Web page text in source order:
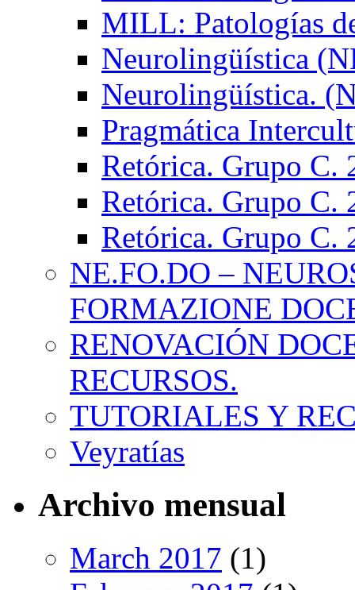
MILL: Patologías
Neurolingüística
Neurolingüística.
Pragmática
Retórica. Grupo C.
Retórica. Grupo C.
Retórica. Grupo C.
NE.FO.DO –
FORMAZIONE
RENOVACIÓN
RECURSOS.
TUTORIALES Y
Veyratías
Archivo mensual
March 2017 (1)